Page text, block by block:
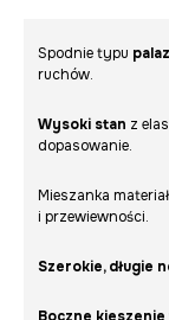
Spodnie typu
ruchów.
Wysoki stan z
dopasowanie.
Mieszanka
i przewiewności.
Szerokie, długie